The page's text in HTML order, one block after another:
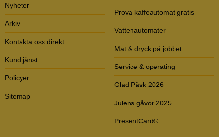
Nyheter
Arkiv
Kontakta oss direkt
Kundtjänst
Policyer
Sitemap
Prova kaffeautomat gratis
Vattenautomater
Mat & dryck på jobbet
Service & operating
Glad Påsk 2026
Julens gåvor 2025
PresentCard©